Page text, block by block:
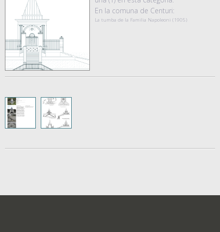
En la comuna de Centuri:
La tumba de la Familia Napoleoni (1905)